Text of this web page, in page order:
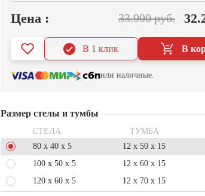
Цена : 33.900 руб.
В
В 1 клик
или наличные.
Размер стелы и тумбы
СТЕЛА ТУМБА
80 x 40 x 5
12 x 50 x 15
100 x 50 x 5
12 x 60 x 15
120 x 60 x 5
12 x 70 x 15